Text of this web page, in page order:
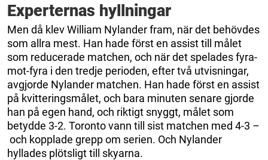
Experternas hyllningar
Men då klev William Nylander fram, när det behövdes
som allra mest. Han hade först en assist till målet
som reducerade matchen, och när det spelades fyra-
mot-fyra i den tredje perioden, efter två utvisningar,
avgjorde Nylander matchen. Han hade först en assist
på kvitteringsmålet, och bara minuten senare gjorde
han på egen hand, och riktigt snyggt, målet som
betydde 3-2. Toronto vann till sist matchen med 4-3 –
och kopplade grepp om serien. Och Nylander
hyllades plötsligt till skyarna.